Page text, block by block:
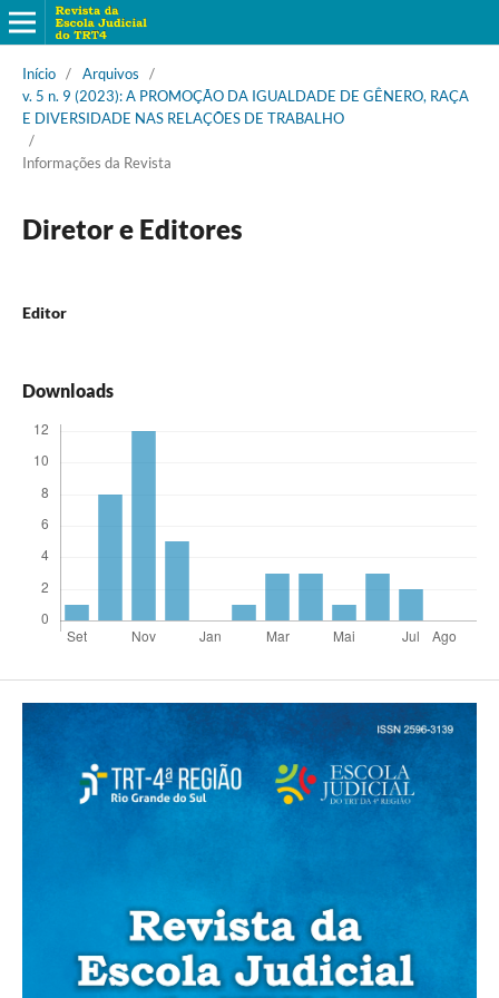
Início / Arquivos
/
v. 5 n. 9 (2023): A PROMOÇÃO DA IGUALDADE DE GÊNERO, RAÇA
E DIVERSIDADE NAS RELAÇÕES DE TRABALHO
/
Informações da Revista
Diretor e Editores
Editor
Downloads